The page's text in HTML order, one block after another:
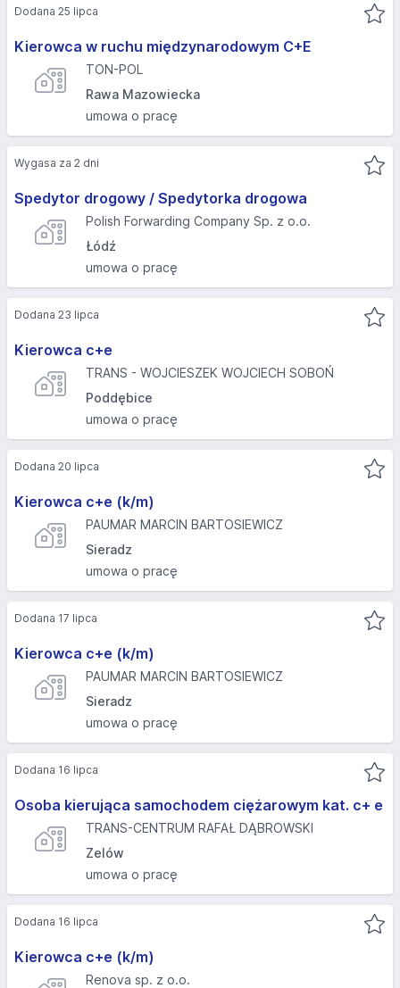
Kierowca w ruchu międzynarodowym C+E
TON-POL
Rawa Mazowiecka
umowa o pracę
Dodana 25 lipca
Spedytor drogowy / Spedytorka drogowa
Polish Forwarding Company Sp. z o.o.
Łódź
umowa o pracę
Wygasa za 2 dni
Kierowca c+e
TRANS - WOJCIESZEK WOJCIECH SOBOŃ
Poddębice
umowa o pracę
Dodana 23 lipca
Kierowca c+e (k/m)
PAUMAR MARCIN BARTOSIEWICZ
Sieradz
umowa o pracę
Dodana 20 lipca
Kierowca c+e (k/m)
PAUMAR MARCIN BARTOSIEWICZ
Sieradz
umowa o pracę
Dodana 17 lipca
Osoba kierująca samochodem ciężarowym kat. c+ e
TRANS-CENTRUM RAFAŁ DĄBROWSKI
Zelów
umowa o pracę
Dodana 16 lipca
Kierowca c+e (k/m)
Renova sp. z o.o.
Dodana 16 lipca